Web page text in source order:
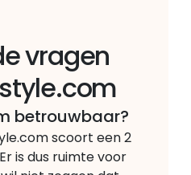
vragen
betrouwbaar?
scoort een 2
is dus ruimte voor